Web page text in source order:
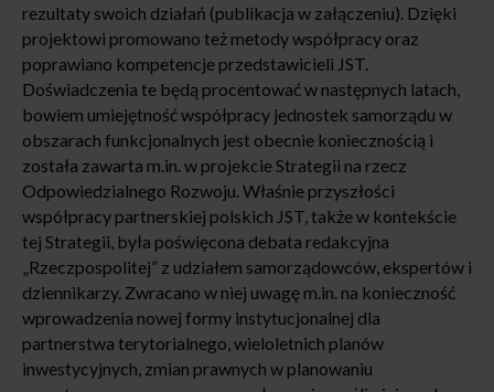
rezultaty swoich działań (publikacja w załączeniu). Dzięki
projektowi promowano też metody współpracy oraz
poprawiano kompetencje przedstawicieli JST.
Doświadczenia te będą procentować w następnych latach,
bowiem umiejętność współpracy jednostek samorządu w
obszarach funkcjonalnych jest obecnie koniecznością i
została zawarta m.in. w projekcie Strategii na rzecz
Odpowiedzialnego Rozwoju. Właśnie przyszłości
współpracy partnerskiej polskich JST, także w kontekście
tej Strategii, była poświęcona debata redakcyjna
„Rzeczpospolitej” z udziałem samorządowców, ekspertów i
dziennikarzy. Zwracano w niej uwagę m.in. na konieczność
wprowadzenia nowej formy instytucjonalnej dla
partnerstwa terytorialnego, wieloletnich planów
inwestycyjnych, zmian prawnych w planowaniu